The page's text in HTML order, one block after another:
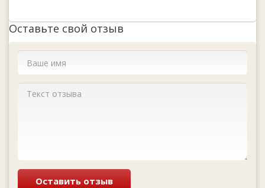
Оставьте свой отзыв
Оставить отзыв